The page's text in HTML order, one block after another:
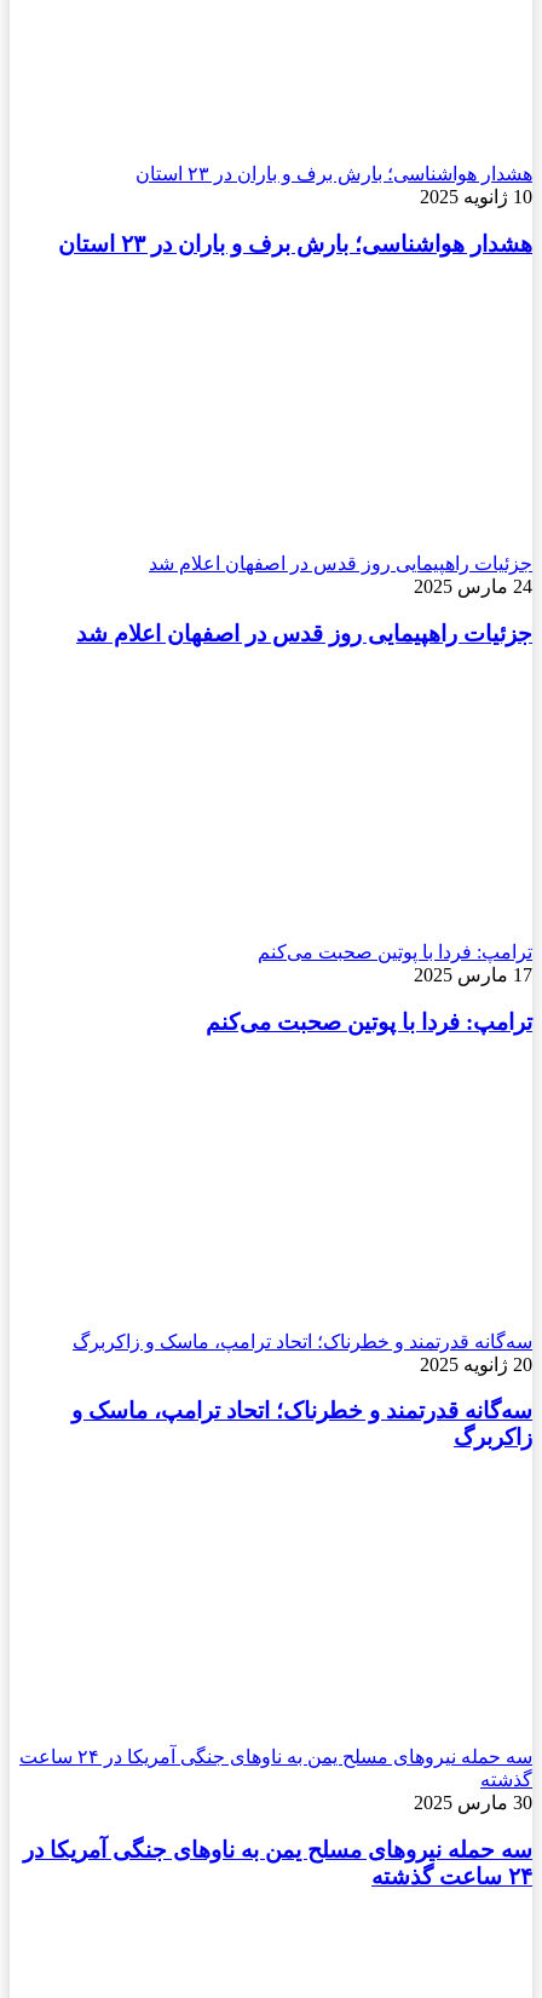
هشدار هواشناسی؛ بارش برف و باران در ۲۳ استان
10 ژانویه 2025
هشدار هواشناسی؛ بارش برف و باران در ۲۳ استان
جزئیات راهپیمایی روز قدس در اصفهان اعلام شد
24 مارس 2025
جزئیات راهپیمایی روز قدس در اصفهان اعلام شد
ترامپ: فردا با پوتین صحبت می‌کنم
17 مارس 2025
ترامپ: فردا با پوتین صحبت می‌کنم
سه‌گانه قدرتمند و خطرناک؛ اتحاد ترامپ، ماسک و زاکربرگ
20 ژانویه 2025
سه‌گانه قدرتمند و خطرناک؛ اتحاد ترامپ، ماسک و
زاکربرگ
سه حمله نیروهای مسلح یمن به ناوهای جنگی آمریکا در ۲۴ ساعت
گذشته
30 مارس 2025
سه حمله نیروهای مسلح یمن به ناوهای جنگی آمریکا در
۲۴ ساعت گذشته